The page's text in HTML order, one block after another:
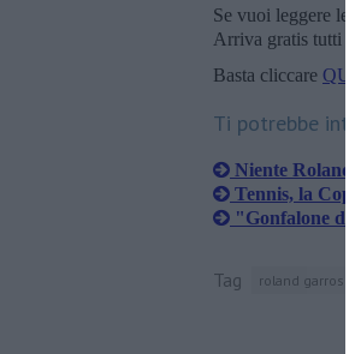
Se vuoi leggere le
Arriva gratis tutti i
Basta cliccare QUI
Ti potrebbe
Niente Roland
Tennis, la
"Gonfalone
Tag roland garros